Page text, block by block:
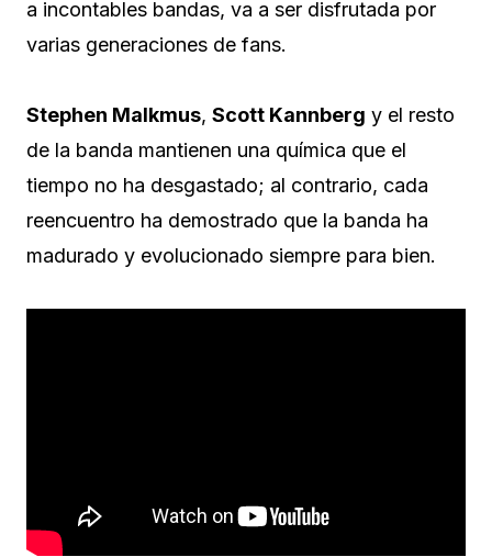
a incontables bandas, va a ser disfrutada por
varias generaciones de fans.
Stephen Malkmus, Scott Kannberg y el resto
de la banda mantienen una química que el
tiempo no ha desgastado; al contrario, cada
reencuentro ha demostrado que la banda ha
madurado y evolucionado siempre para bien.